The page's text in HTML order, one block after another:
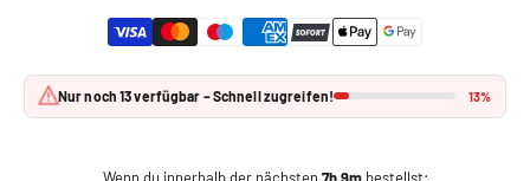
Nur noch 13 verfügbar – Schnell zugreifen! 13%
Wenn du innerhalb der nächsten 7h 9mbestellst: